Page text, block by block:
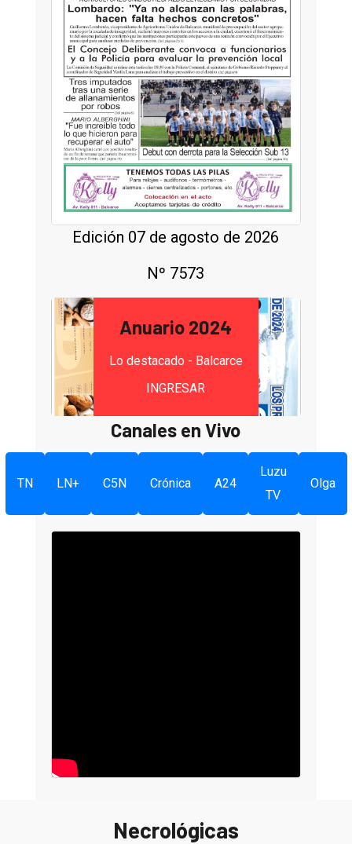
Edición 07 de agosto de 2026
Nº 7573
Anuario 2024
Lo destacado - Balcarce
INGRESAR
Canales en Vivo
TN LN+ C5N Crónica A24
Luzu
TV
Olga
Necrológicas